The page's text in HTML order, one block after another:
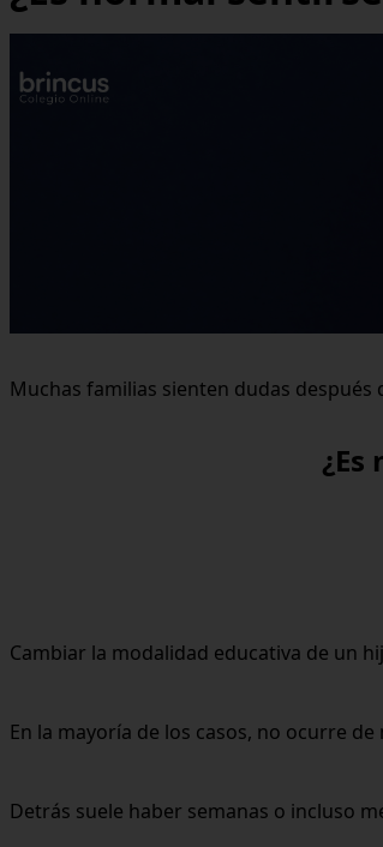
Muchas familias sienten dudas
Cambiar la modalidad educativa de un
En la mayoría de los casos, no ocurre
Detrás suele haber semanas o incluso